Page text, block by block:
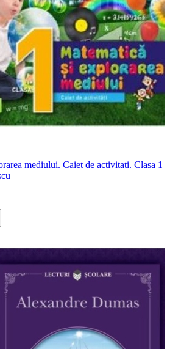
mediului. Caiet de activitati. Clasa 1